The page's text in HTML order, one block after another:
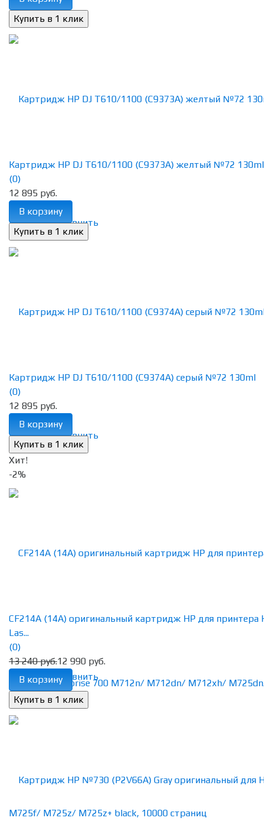
избранное сравнить
Картридж HP DJ T610/1100 (C9373A) желтый №72 130ml
(0)
12 895 руб.
В корзину
избранное сравнить
Картридж HP DJ T610/1100 (C9374A) серый №72 130ml
(0)
12 895 руб.
В корзину
Хит!
-2%
избранное сравнить
CF214A (14A) оригинальный картридж HP для принтера
Las...
(0)
13 240 руб.12 990 руб.
В корзину